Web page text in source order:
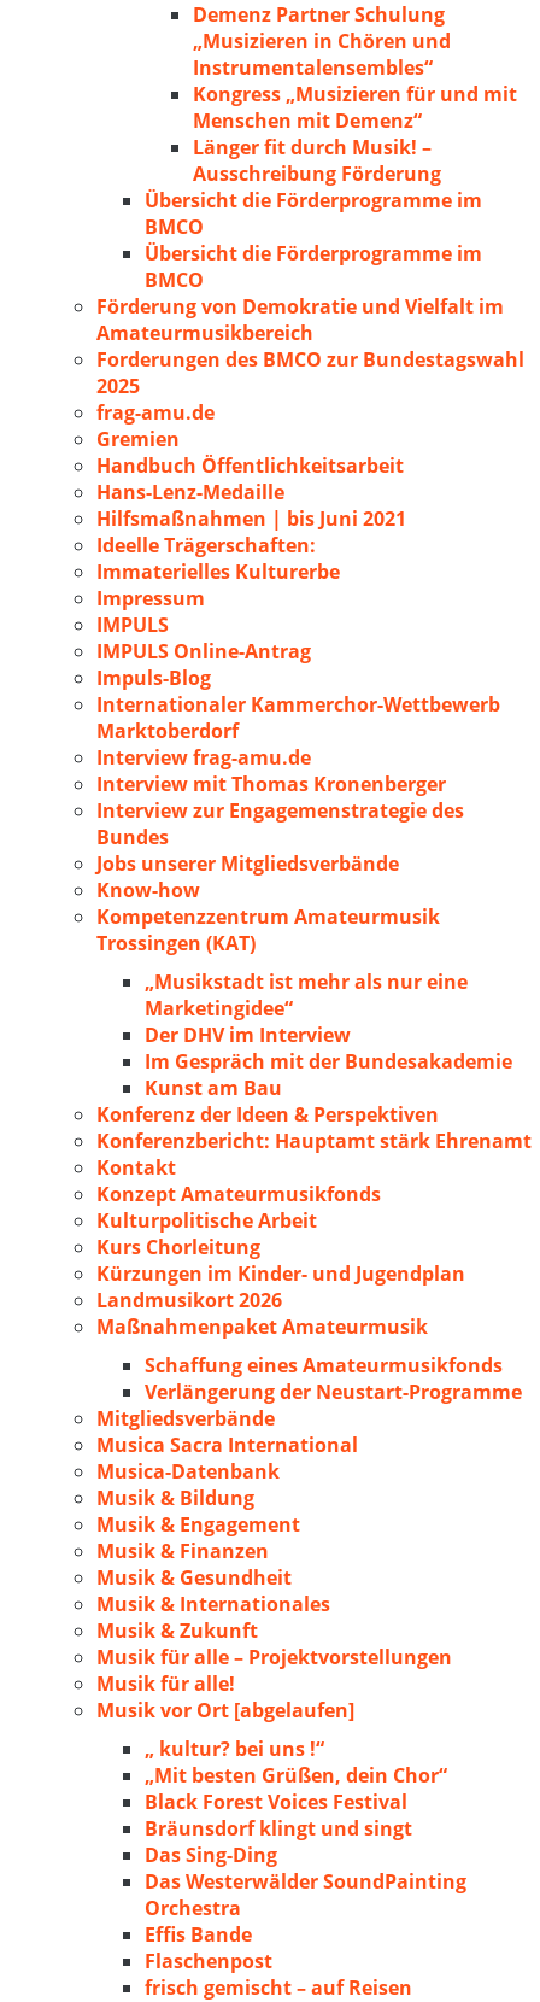
Demenz Partner Schulung
„Musizieren in Chören und
Instrumentalensembles“
Kongress „Musizieren für und mit
Menschen mit Demenz“
Länger fit durch Musik! –
Ausschreibung Förderung
Übersicht die Förderprogramme im
BMCO
Übersicht die Förderprogramme im
BMCO
Förderung von Demokratie und Vielfalt im
Amateurmusikbereich
Forderungen des BMCO zur Bundestagswahl
2025
frag-amu.de
Gremien
Handbuch Öffentlichkeitsarbeit
Hans-Lenz-Medaille
Hilfsmaßnahmen | bis Juni 2021
Ideelle Trägerschaften:
Immaterielles Kulturerbe
Impressum
IMPULS
IMPULS Online-Antrag
Impuls-Blog
Internationaler Kammerchor-Wettbewerb
Marktoberdorf
Interview frag-amu.de
Interview mit Thomas Kronenberger
Interview zur Engagemenstrategie des
Bundes
Jobs unserer Mitgliedsverbände
Know-how
Kompetenzzentrum Amateurmusik
Trossingen (KAT)
„Musikstadt ist mehr als nur eine
Marketingidee“
Der DHV im Interview
Im Gespräch mit der Bundesakademie
Kunst am Bau
Konferenz der Ideen & Perspektiven
Konferenzbericht: Hauptamt stärk Ehrenamt
Kontakt
Konzept Amateurmusikfonds
Kulturpolitische Arbeit
Kurs Chorleitung
Kürzungen im Kinder- und Jugendplan
Landmusikort 2026
Maßnahmenpaket Amateurmusik
Schaffung eines Amateurmusikfonds
Verlängerung der Neustart-Programme
Mitgliedsverbände
Musica Sacra International
Musica-Datenbank
Musik & Bildung
Musik & Engagement
Musik & Finanzen
Musik & Gesundheit
Musik & Internationales
Musik & Zukunft
Musik für alle – Projektvorstellungen
Musik für alle!
Musik vor Ort [abgelaufen]
„ kultur? bei uns !“
„Mit besten Grüßen, dein Chor“
Black Forest Voices Festival
Bräunsdorf klingt und singt
Das Sing-Ding
Das Westerwälder SoundPainting
Orchestra
Effis Bande
Flaschenpost
frisch gemischt – auf Reisen